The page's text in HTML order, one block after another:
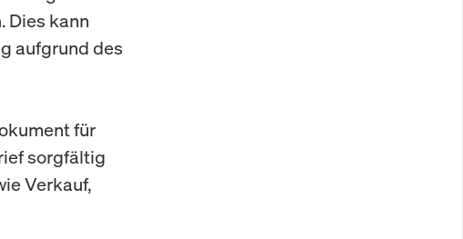
Dies kann
aufgrund des
für
sorgfältig
Verkauf,